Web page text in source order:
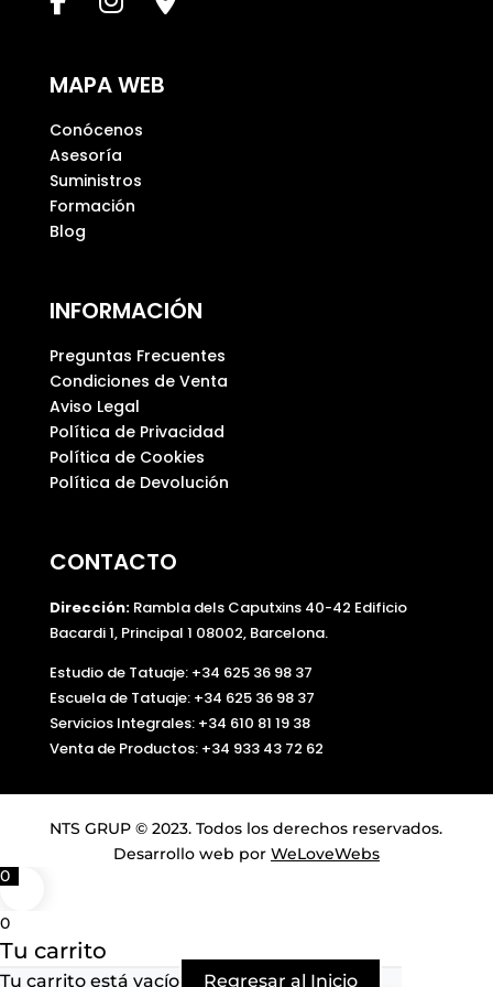
a
o
a
c
í
o
.
MAPA WEB
Conócenos
Asesoría
Suministros
Formación
Blog
INFORMACIÓN
Preguntas Frecuentes
Condiciones de Venta
Aviso Legal
Política de Privacidad
Política de Cookies
Política de Devolución
CONTACTO
Dirección:Rambla dels Caputxins 40-42 Edificio
Bacardi 1, Principal 1 08002, Barcelona.
Estudio de Tatuaje: +34 625 36 98 37
Escuela de Tatuaje: +34 625 36 98 37
Servicios Integrales: +34 610 81 19 38
Venta de Productos: +34 933 43 72 62
NTS GRUP © 2023. Todos los derechos reservados.
Desarrollo web por WeLoveWebs
0
0
Tu carrito
Tu carrito está vacío Regresar al Inicio